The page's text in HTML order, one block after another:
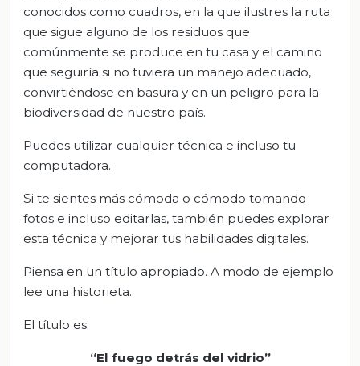
conocidos como cuadros, en la que ilustres la ruta
que sigue alguno de los residuos que
comúnmente se produce en tu casa y el camino
que seguiría si no tuviera un manejo adecuado,
convirtiéndose en basura y en un peligro para la
biodiversidad de nuestro país.
Puedes utilizar cualquier técnica e incluso tu
computadora.
Si te sientes más cómoda o cómodo tomando
fotos e incluso editarlas, también puedes explorar
esta técnica y mejorar tus habilidades digitales.
Piensa en un título apropiado. A modo de ejemplo
lee una historieta.
El título es:
“El fuego detrás del vidrio”